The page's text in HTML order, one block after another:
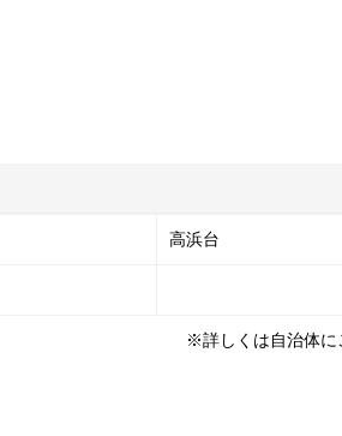
高浜台
※詳しくは自治体に